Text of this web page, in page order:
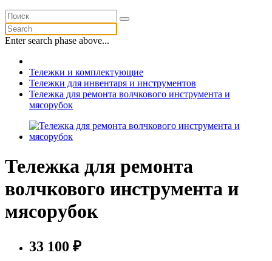
Enter search phase above...
Тележки и комплектующие
Тележки для инвентаря и инструментов
Тележка для ремонта волчкового инструмента и
мясорубок
Тележка для ремонта
волчкового инструмента и
мясорубок
33 100 ₽